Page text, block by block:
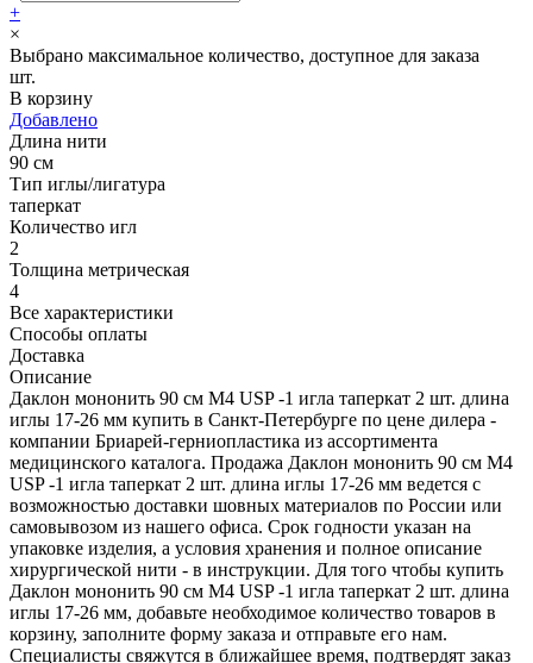
+
×
Выбрано максимальное количество, доступное для заказа
шт.
В корзину
Добавлено
Длина нити
90 см
Тип иглы/лигатура
таперкат
Количество игл
2
Толщина метрическая
4
Все характеристики
Способы оплаты
Доставка
Описание
Даклон мононить 90 см М4 USP -1 игла таперкат 2 шт. длина
иглы 17-26 мм купить в Санкт-Петербурге по цене дилера -
компании Бриарей-герниопластика из ассортимента
медицинского каталога. Продажа Даклон мононить 90 см М4
USP -1 игла таперкат 2 шт. длина иглы 17-26 мм ведется с
возможностью доставки шовных материалов по России или
самовывозом из нашего офиса. Срок годности указан на
упаковке изделия, а условия хранения и полное описание
хирургической нити - в инструкции. Для того чтобы купить
Даклон мононить 90 см М4 USP -1 игла таперкат 2 шт. длина
иглы 17-26 мм, добавьте необходимое количество товаров в
корзину, заполните форму заказа и отправьте его нам.
Специалисты свяжутся в ближайшее время, подтвердят заказ